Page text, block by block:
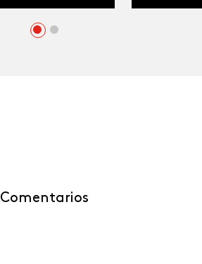
Comentarios